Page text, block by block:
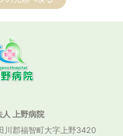
人 上野病院
川郡福智町大字上野3420